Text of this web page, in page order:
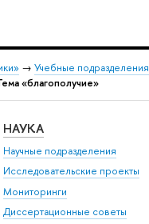
→ Учебные подразделения
«благополучие»
НАУКА
Научные подразделения
Исследовательские проекты
Мониторинги
Диссертационные советы